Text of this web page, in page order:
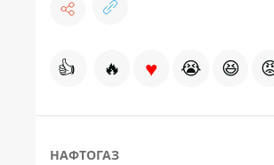
👍 🔥 ♥ 😭 😆
НАФТОГАЗ